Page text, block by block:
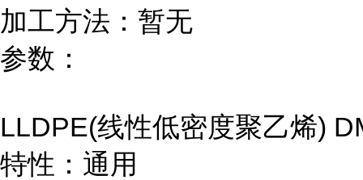
加工方法：暂无
参数：
LLDPE(线性低密度聚乙烯)
特性：通用